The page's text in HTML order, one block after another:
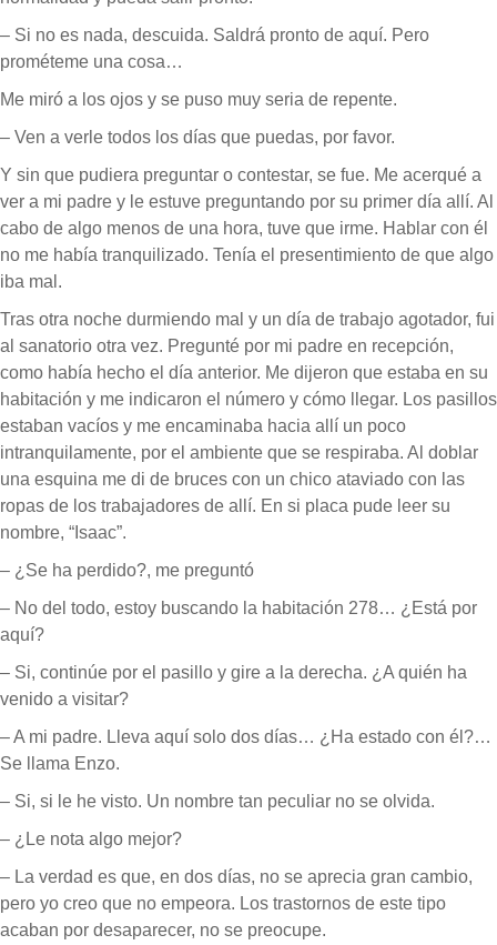
– Si no es nada, descuida. Saldrá pronto de aquí. Pero
prométeme una cosa…
Me miró a los ojos y se puso muy seria de repente.
– Ven a verle todos los días que puedas, por favor.
Y sin que pudiera preguntar o contestar, se fue. Me acerqué a
ver a mi padre y le estuve preguntando por su primer día allí. Al
cabo de algo menos de una hora, tuve que irme. Hablar con él
no me había tranquilizado. Tenía el presentimiento de que algo
iba mal.
Tras otra noche durmiendo mal y un día de trabajo agotador, fui
al sanatorio otra vez. Pregunté por mi padre en recepción,
como había hecho el día anterior. Me dijeron que estaba en su
habitación y me indicaron el número y cómo llegar. Los pasillos
estaban vacíos y me encaminaba hacia allí un poco
intranquilamente, por el ambiente que se respiraba. Al doblar
una esquina me di de bruces con un chico ataviado con las
ropas de los trabajadores de allí. En si placa pude leer su
nombre, “Isaac”.
– ¿Se ha perdido?, me preguntó
– No del todo, estoy buscando la habitación 278… ¿Está por
aquí?
– Si, continúe por el pasillo y gire a la derecha. ¿A quién ha
venido a visitar?
– A mi padre. Lleva aquí solo dos días… ¿Ha estado con él?…
Se llama Enzo.
– Si, si le he visto. Un nombre tan peculiar no se olvida.
– ¿Le nota algo mejor?
– La verdad es que, en dos días, no se aprecia gran cambio,
pero yo creo que no empeora. Los trastornos de este tipo
acaban por desaparecer, no se preocupe.